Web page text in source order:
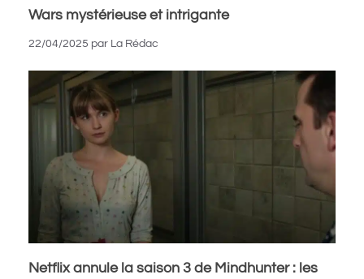
Wars mystérieuse et intrigante
22/04/2025 par La Rédac
Netflix annule la saison 3 de Mindhunter : les